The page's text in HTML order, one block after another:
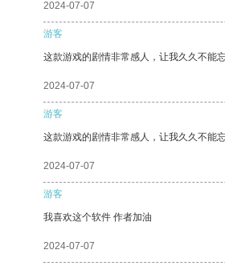
2024-07-07
游客
这款游戏的剧情非常感人，让我久久不能忘
2024-07-07
游客
这款游戏的剧情非常感人，让我久久不能忘
2024-07-07
游客
我喜欢这个软件 作者加油
2024-07-07